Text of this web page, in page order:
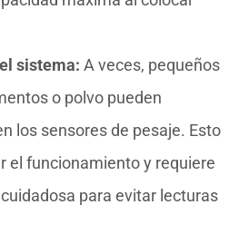
sistema: A veces, pequeños
o polvo pueden
los sensores de pesaje. Esto
el funcionamiento y requiere
para evitar lecturas